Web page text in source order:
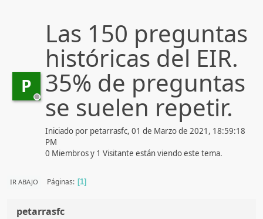
P
Las 150 preguntas
históricas del EIR.
35% de preguntas
se suelen repetir.
Iniciado por petarrasfc, 01 de Marzo de 2021, 18:59:18
PM
0 Miembros y 1 Visitante están viendo este tema.
IR ABAJO Páginas 1
petarrasfc